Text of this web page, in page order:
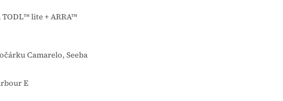
lite + ARRA™
Camarelo, Seeba
E